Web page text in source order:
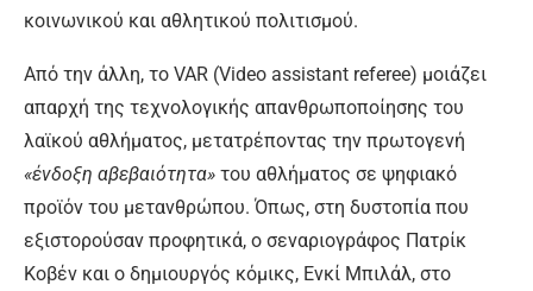
κοινωνικού και αθλητικού πολιτισμού.
Από την άλλη, το VAR (Video assistant referee) μοιάζει
απαρχή της τεχνολογικής απανθρωποποίησης του
λαϊκού αθλήματος, μετατρέποντας την πρωτογενή
«ένδοξη αβεβαιότητα» του αθλήματος σε ψηφιακό
προϊόν του μετανθρώπου. Όπως, στη δυστοπία που
εξιστορούσαν προφητικά, ο σεναριογράφος Πατρίκ
Κοβέν και ο δημιουργός κόμικς, Ενκί Μπιλάλ, στο